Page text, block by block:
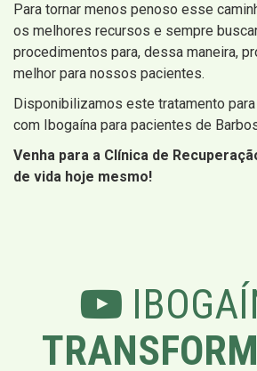
Para tornar menos penoso esse
os melhores recursos e sempre
procedimentos para, dessa maneira,
melhor para nossos pacientes.
Disponibilizamos este tratamento
com Ibogaína para pacientes de
Venha para a Clínica de
de vida hoje mesmo!